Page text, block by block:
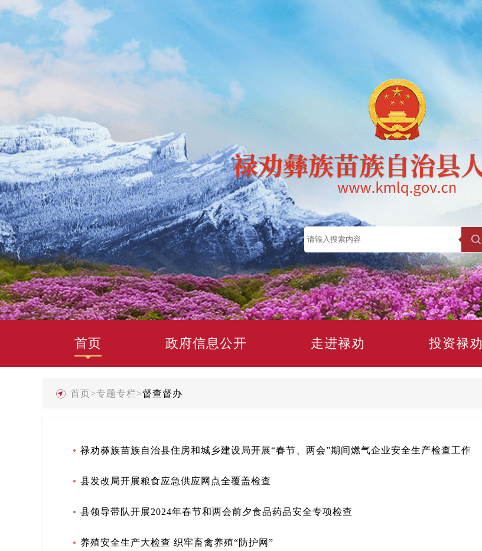
首页 政府信息公开 走进禄劝 投资禄劝
首页>专题专栏>督查督办
禄劝彝族苗族自治县住房和城乡建设局开展“春节、两会”期间燃气企业安全生产检查工作
县发改局开展粮食应急供应网点全覆盖检查
县领导带队开展2024年春节和两会前夕食品药品安全专项检查
养殖安全生产大检查 织牢畜禽养殖“防护网”